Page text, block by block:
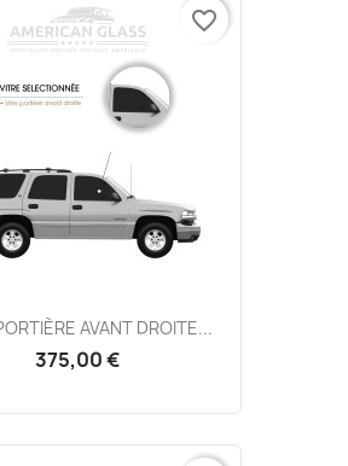
AVANT DROITE...
375,00 €
favorite_border